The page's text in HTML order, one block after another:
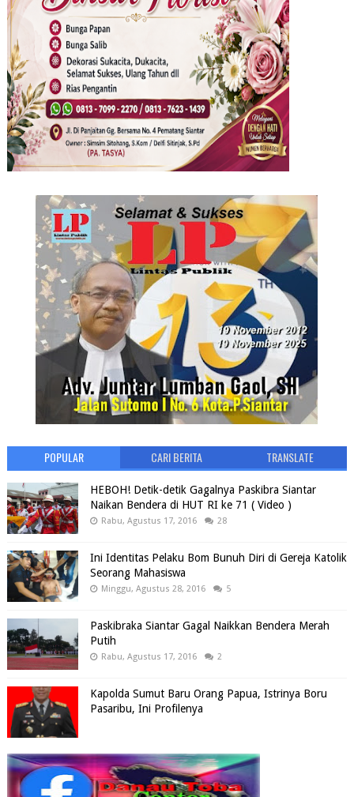
POPULAR CARI BERITA TRANSLATE
HEBOH! Detik-detik Gagalnya Paskibra Siantar
Naikan Bendera di HUT RI ke 71 ( Video )
Rabu, Agustus 17, 2016 28
Ini Identitas Pelaku Bom Bunuh Diri di Gereja Katolik
Seorang Mahasiswa
Minggu, Agustus 28, 2016 5
Paskibraka Siantar Gagal Naikkan Bendera Merah
Putih
Rabu, Agustus 17, 2016 2
Kapolda Sumut Baru Orang Papua, Istrinya Boru
Pasaribu, Ini Profilenya